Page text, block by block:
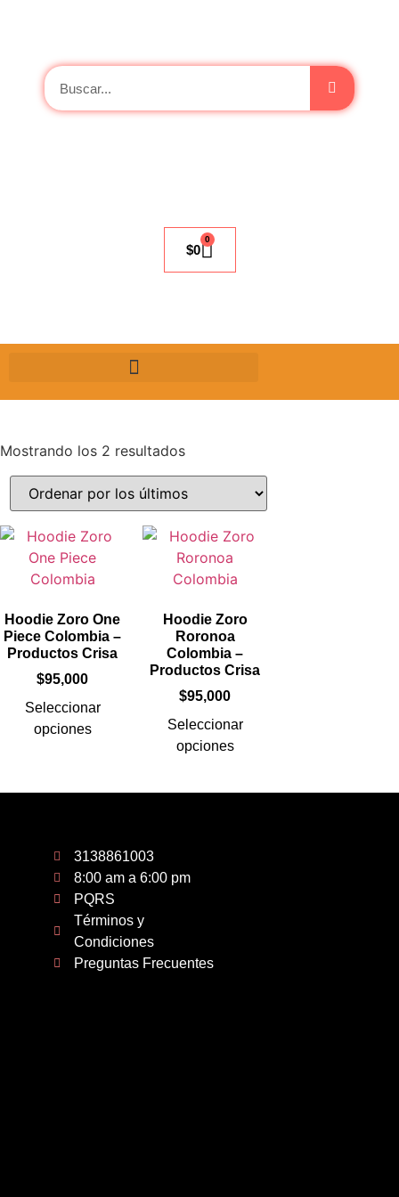
$0
0
Mostrando los 2 resultados
Hoodie Zoro One
Piece Colombia –
Productos Crisa
$95,000
Seleccionar
opciones
Hoodie Zoro
Roronoa
Colombia –
Productos Crisa
$95,000
Seleccionar
opciones
3138861003
8:00 am a 6:00 pm
PQRS
Términos y
Condiciones
Preguntas Frecuentes